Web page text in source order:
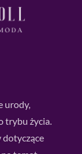
urody,
trybu życia.
dotyczące